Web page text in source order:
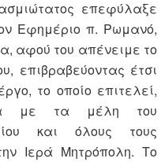
επεφύλαξε
Εφημέριο π. Ρωμανό,
αφού του απένειμε το
επιβραβεύοντας έτσι
το οποίο επιτελεί,
με τα μέλη του
και όλους τους
Ιερά Μητρόπολη. Το